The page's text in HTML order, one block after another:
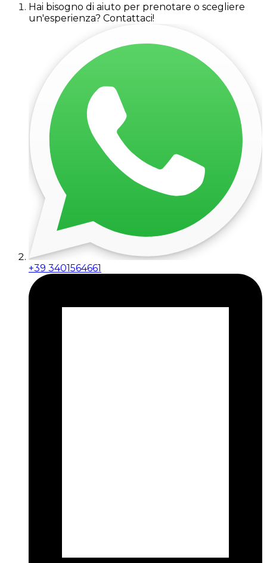
Hai bisogno di aiuto per prenotare o scegliere
un'esperienza? Contattaci!
+39 3401564661